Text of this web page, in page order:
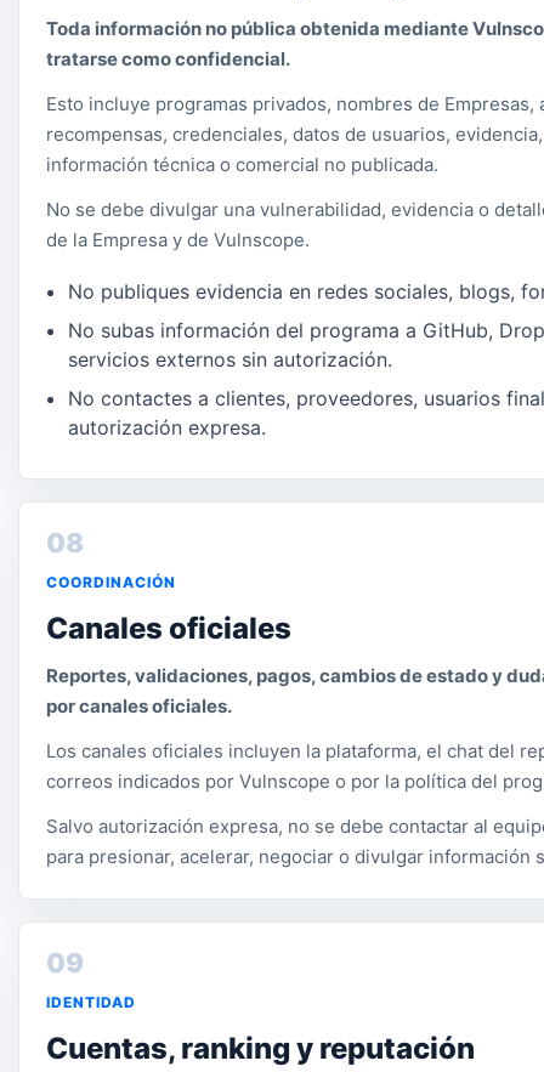
Toda información no pública obtenida mediante
tratarse como confidencial.
Esto incluye programas privados, nombres de
recompensas, credenciales, datos de usuarios,
información técnica o comercial no publicada.
No se debe divulgar una vulnerabilidad, evidencia o
de la Empresa y de Vulnscope.
No publiques evidencia en redes sociales, blogs,
No subas información del programa a GitHub,
servicios externos sin autorización.
No contactes a clientes, proveedores, usuarios
autorización expresa.
08
COORDINACIÓN
Canales oficiales
Reportes, validaciones, pagos, cambios de estado y
por canales oficiales.
Los canales oficiales incluyen la plataforma, el chat del
correos indicados por Vulnscope o por la política del
Salvo autorización expresa, no se debe contactar al
para presionar, acelerar, negociar o divulgar información
09
IDENTIDAD
Cuentas, ranking y reputación